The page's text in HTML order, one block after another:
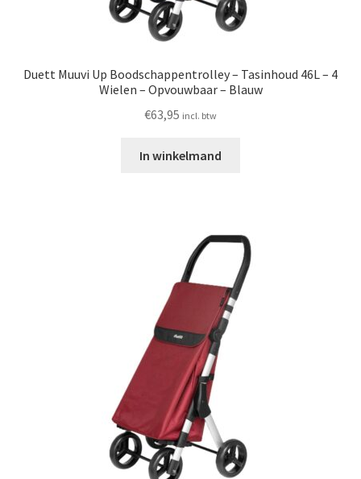
Duett Muuvi Up Boodschappentrolley – Tasinhoud 46L – 4
Wielen – Opvouwbaar – Blauw
€63,95 incl. btw
In winkelmand